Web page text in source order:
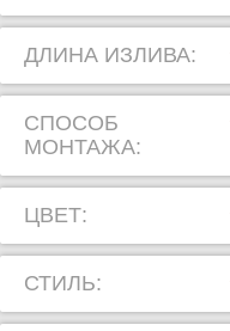
ДЛИНА ИЗЛИВА:
СПОСОБ
МОНТАЖА:
ЦВЕТ:
СТИЛЬ: